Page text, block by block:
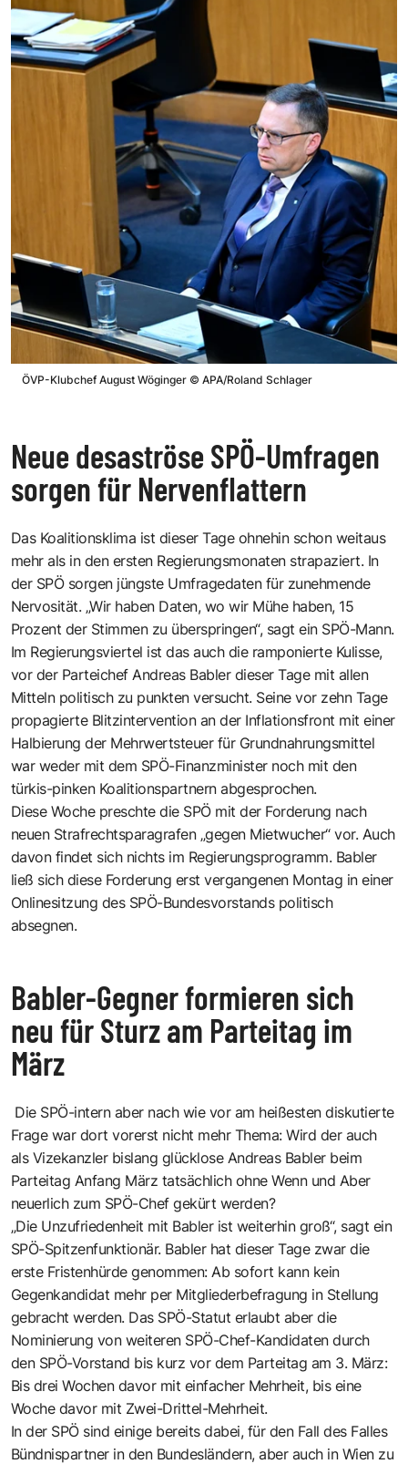
ÖVP-Klubchef August Wöginger © APA/Roland Schlager
Neue desaströse SPÖ-Umfragen
sorgen für Nervenflattern
Das Koalitionsklima ist dieser Tage ohnehin schon weitaus
mehr als in den ersten Regierungsmonaten strapaziert. In
der SPÖ sorgen jüngste Umfragedaten für zunehmende
Nervosität. „Wir haben Daten, wo wir Mühe haben, 15
Prozent der Stimmen zu überspringen“, sagt ein SPÖ-Mann.
Im Regierungsviertel ist das auch die ramponierte Kulisse,
vor der Parteichef Andreas Babler dieser Tage mit allen
Mitteln politisch zu punkten versucht. Seine vor zehn Tage
propagierte Blitzintervention an der Inflationsfront mit einer
Halbierung der Mehrwertsteuer für Grundnahrungsmittel
war weder mit dem SPÖ-Finanzminister noch mit den
türkis-pinken Koalitionspartnern abgesprochen.
Diese Woche preschte die SPÖ mit der Forderung nach
neuen Strafrechtsparagrafen „gegen Mietwucher“ vor. Auch
davon findet sich nichts im Regierungsprogramm. Babler
ließ sich diese Forderung erst vergangenen Montag in einer
Onlinesitzung des SPÖ-Bundesvorstands politisch
absegnen.
Babler-Gegner formieren sich
neu für Sturz am Parteitag im
März
Die SPÖ-intern aber nach wie vor am heißesten diskutierte
Frage war dort vorerst nicht mehr Thema: Wird der auch
als Vizekanzler bislang glücklose Andreas Babler beim
Parteitag Anfang März tatsächlich ohne Wenn und Aber
neuerlich zum SPÖ-Chef gekürt werden?
„Die Unzufriedenheit mit Babler ist weiterhin groß“, sagt ein
SPÖ-Spitzenfunktionär. Babler hat dieser Tage zwar die
erste Fristenhürde genommen: Ab sofort kann kein
Gegenkandidat mehr per Mitgliederbefragung in Stellung
gebracht werden. Das SPÖ-Statut erlaubt aber die
Nominierung von weiteren SPÖ-Chef-Kandidaten durch
den SPÖ-Vorstand bis kurz vor dem Parteitag am 3. März:
Bis drei Wochen davor mit einfacher Mehrheit, bis eine
Woche davor mit Zwei-Drittel-Mehrheit.
In der SPÖ sind einige bereits dabei, für den Fall des Falles
Bündnispartner in den Bundesländern, aber auch in Wien zu